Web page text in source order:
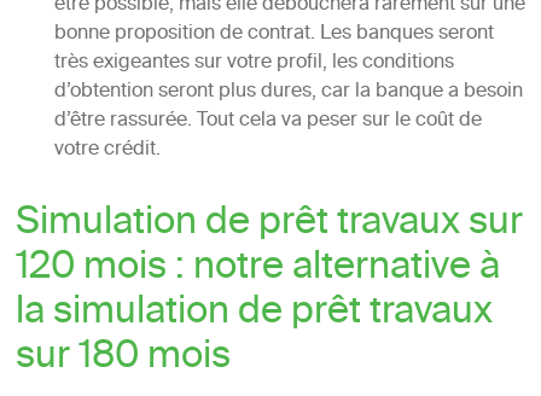
bonne proposition de contrat. Les banques seront
très exigeantes sur votre profil, les conditions
d’obtention seront plus dures, car la banque a besoin
d’être rassurée. Tout cela va peser sur le coût de
votre crédit.
Simulation de prêt travaux sur
120 mois : notre alternative à
la simulation de prêt travaux
sur 180 mois